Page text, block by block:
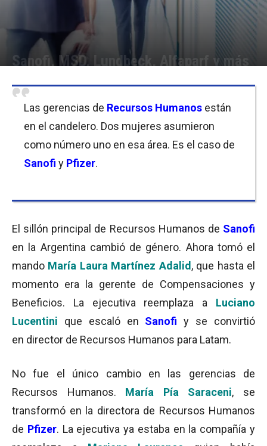
Sanofi, MSD, Lundbeck, Alfaparf y más
Las gerencias de Recursos Humanos están
en el candelero. Dos mujeres asumieron
como número uno en esa área. Es el caso de
Sanofi y Pfizer.
El sillón principal de Recursos Humanos de Sanofi
en la Argentina cambió de género. Ahora tomó el
mando María Laura Martínez Adalid , que hasta el
momento era la gerente de Compensaciones y
Beneficios. La ejecutiva reemplaza a Luciano
Lucentini que escaló en Sanofi y se convirtió
en director de Recursos Humanos para Latam.
No fue el único cambio en las gerencias de
Recursos Humanos. María Pía Saraceni, se
transformó en la directora de Recursos Humanos
de Pfizer. La ejecutiva ya estaba en la compañía y